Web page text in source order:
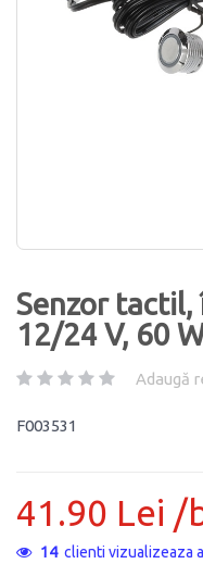
Senzor tactil,
12/24 V, 60
Adaugă
F003531
14clienti vizualizeaza